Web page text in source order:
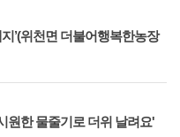
’(위천면 더불어행복한농장
원한 물줄기로 더위 날려요'